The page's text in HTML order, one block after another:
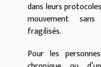
dans leurs
mouvement
fragilisés.
Pour les